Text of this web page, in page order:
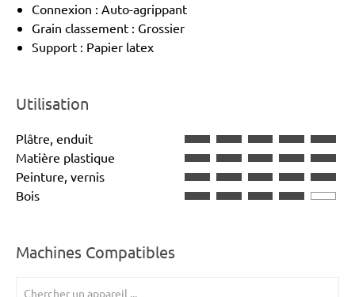
Connexion : Auto-agrippant
Grain classement : Grossier
Support : Papier latex
Utilisation
Plâtre, enduit
Matière plastique
Peinture, vernis
Bois
Machines Compatibles